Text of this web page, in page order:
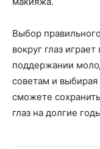
Выбор
вокруг глаз
поддержании
советам и
сможете
глаз на долгие